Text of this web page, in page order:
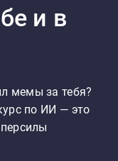
и в
мемы за тебя?
по ИИ — это